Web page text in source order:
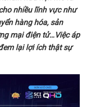
nhiều lĩnh vực như
hàng hóa, sản
mại điện tử…Việc áp
lại lợi ích thật sự